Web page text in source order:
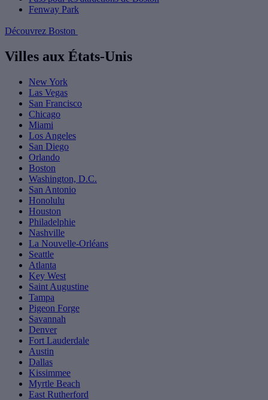
Fenway Park
Découvrez Boston
Villes aux États-Unis
New York
Las Vegas
San Francisco
Chicago
Miami
Los Angeles
San Diego
Orlando
Boston
Washington, D.C.
San Antonio
Honolulu
Houston
Philadelphie
Nashville
La Nouvelle-Orléans
Seattle
Atlanta
Key West
Saint Augustine
Tampa
Pigeon Forge
Savannah
Denver
Fort Lauderdale
Austin
Dallas
Kissimmee
Myrtle Beach
East Rutherford